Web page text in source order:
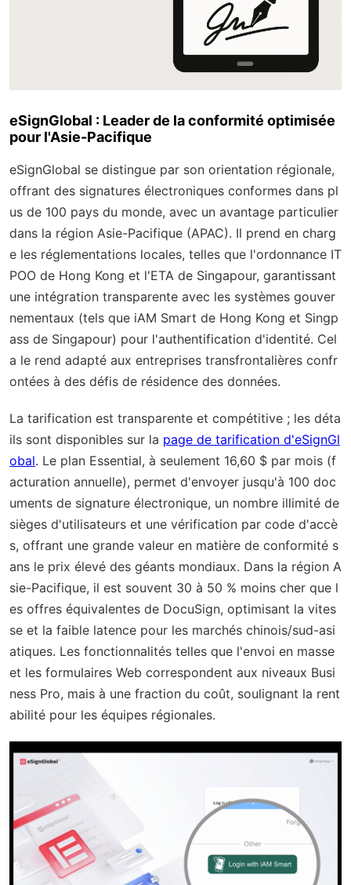
eSignGlobal : Leader de la conformité optimisée
pour l'Asie-Pacifique
eSignGlobal se distingue par son orientation régionale,
offrant des signatures électroniques conformes dans pl
us de 100 pays du monde, avec un avantage particulier
dans la région Asie-Pacifique (APAC). Il prend en charg
e les réglementations locales, telles que l'ordonnance IT
POO de Hong Kong et l'ETA de Singapour, garantissant
une intégration transparente avec les systèmes gouver
nementaux (tels que iAM Smart de Hong Kong et Singp
ass de Singapour) pour l'authentification d'identité. Cel
a le rend adapté aux entreprises transfrontalières confr
ontées à des défis de résidence des données.
La tarification est transparente et compétitive ; les déta
ils sont disponibles sur la page de tarification d'eSignGl
obal. Le plan Essential, à seulement 16,60 $ par mois (f
acturation annuelle), permet d'envoyer jusqu'à 100 doc
uments de signature électronique, un nombre illimité de
sièges d'utilisateurs et une vérification par code d'accè
s, offrant une grande valeur en matière de conformité s
ans le prix élevé des géants mondiaux. Dans la région A
sie-Pacifique, il est souvent 30 à 50 % moins cher que l
es offres équivalentes de DocuSign, optimisant la vites
se et la faible latence pour les marchés chinois/sud-asi
atiques. Les fonctionnalités telles que l'envoi en masse
et les formulaires Web correspondent aux niveaux Busi
ness Pro, mais à une fraction du coût, soulignant la rent
abilité pour les équipes régionales.